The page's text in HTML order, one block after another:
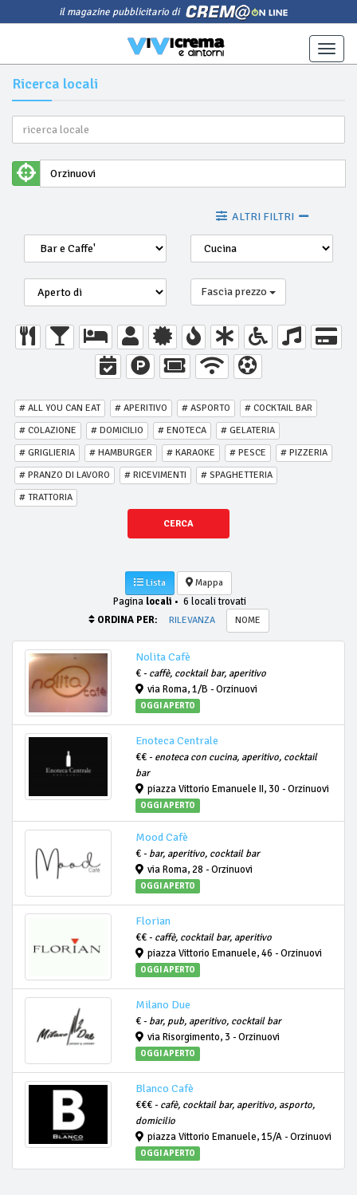
il magazine pubblicitario di
Toggle
Ricerca locali
ALTRI FILTRI
Fascia prezzo
# ALL YOU CAN EAT # APERITIVO # ASPORTO
# COCKTAIL BAR
# COLAZIONE
# DOMICILIO # ENOTECA
# GELATERIA
# GRIGLIERIA
# HAMBURGER # KARAOKE # PESCE
# PIZZERIA
# PRANZO DI LAVORO
# RICEVIMENTI
# SPAGHETTERIA
# TRATTORIA
CERCA
Lista Mappa
Pagina locali • 6 locali trovati
ORDINA PER:
RILEVANZA NOME
Nolita Cafè
€ - caffè, cocktail bar, aperitivo
via Roma, 1/B - Orzinuovi
OGGI APERTO
Enoteca Centrale
€€ - enoteca con cucina, aperitivo, cocktail
bar
piazza Vittorio Emanuele II, 30 - Orzinuovi
OGGI APERTO
Mood Cafè
€ - bar, aperitivo, cocktail bar
via Roma, 28 - Orzinuovi
OGGI APERTO
Florian
€€ - caffè, cocktail bar, aperitivo
piazza Vittorio Emanuele, 46 - Orzinuovi
OGGI APERTO
Milano Due
€ - bar, pub, aperitivo, cocktail bar
via Risorgimento, 3 - Orzinuovi
OGGI APERTO
Blanco Cafè
€€€ - cafè, cocktail bar, aperitivo, asporto,
domicilio
piazza Vittorio Emanuele, 15/A - Orzinuovi
OGGI APERTO